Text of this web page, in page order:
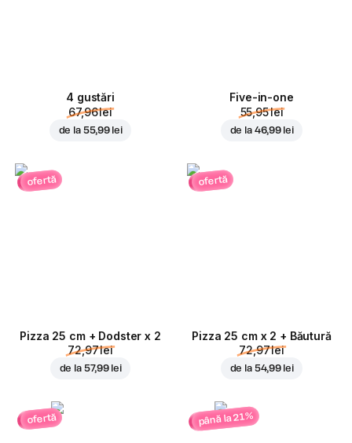
4 gustări
67,96 lei
de la 55,99 lei
Five-in-one
55,95 lei
de la 46,99 lei
ofertă
Pizza 25 cm + Dodster x 2
72,97 lei
de la 57,99 lei
ofertă
Pizza 25 cm x 2 + Băutură
72,97 lei
de la 54,99 lei
ofertă până la 21%